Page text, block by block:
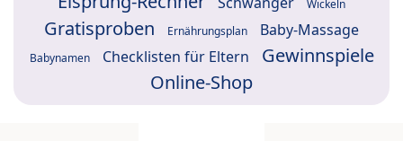
Wickeln
Gratisproben Ernährungsplan Baby-Massage
Babynamen Checklisten für Eltern
Gewinnspiele
Online-Shop